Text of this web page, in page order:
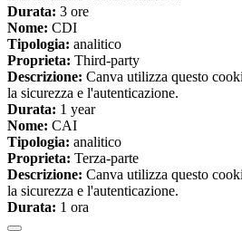
Durata: 3 ore
Nome: CDI
Tipologia: analitico
Proprieta: Third-party
Descrizione: Canva utilizza questo
la sicurezza e l'autenticazione.
Durata: 1 year
Nome: CAI
Tipologia: analitico
Proprieta: Terza-parte
Descrizione: Canva utilizza questo
la sicurezza e l'autenticazione.
Durata: 1 ora